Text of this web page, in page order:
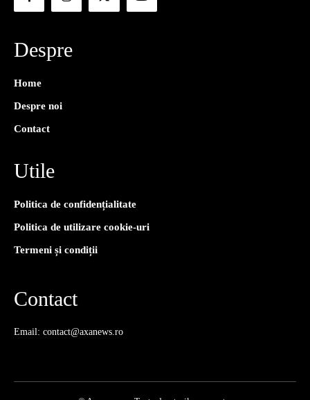
Despre
Home
Despre noi
Contact
Utile
Politica de confidențialitate
Politica de utilizare cookie-uri
Termeni și condiții
Contact
Email: contact@axanews.ro